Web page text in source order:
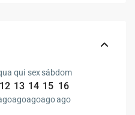
12
qui
13
ago
sex
14
ago
sáb
15
ago
dom
16
ago